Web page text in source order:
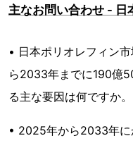
主なお問い合わせ - 日
• 日本ポリオレフィン
ら2033年までに190億
る主な要因は何ですか。
• 2025年から2033年に